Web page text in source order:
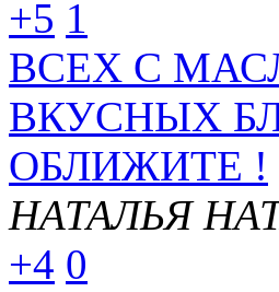
+5 1
ВСЕХ С
ВКУСНЫХ
ОБЛИЖИТЕ !
НАТАЛЬЯ
+4 0